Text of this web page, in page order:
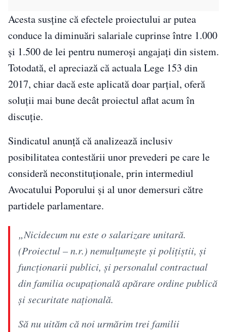
Acesta susține că efectele proiectului ar putea
conduce la diminuări salariale cuprinse între 1.000
și 1.500 de lei pentru numeroși angajați din sistem.
Totodată, el apreciază că actuala Lege 153 din
2017, chiar dacă este aplicată doar parțial, oferă
soluții mai bune decât proiectul aflat acum în
discuție.
Sindicatul anunță că analizează inclusiv
posibilitatea contestării unor prevederi pe care le
consideră neconstituționale, prin intermediul
Avocatului Poporului și al unor demersuri către
partidele parlamentare.
„Nicidecum nu este o salarizare unitară.
(Proiectul – n.r.) nemulțumește și polițiștii, și
funcționarii publici, și personalul contractual
din familia ocupațională apărare ordine publică
și securitate națională.
Să nu uităm că noi urmărim trei familii